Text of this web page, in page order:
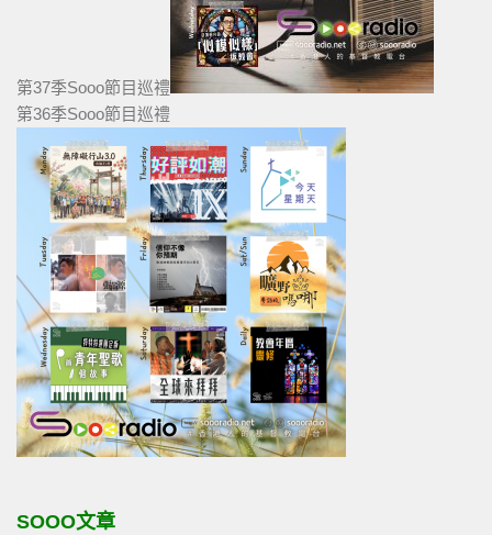
第37季Sooo節目巡禮
第36季Sooo節目巡禮
SOOO文章